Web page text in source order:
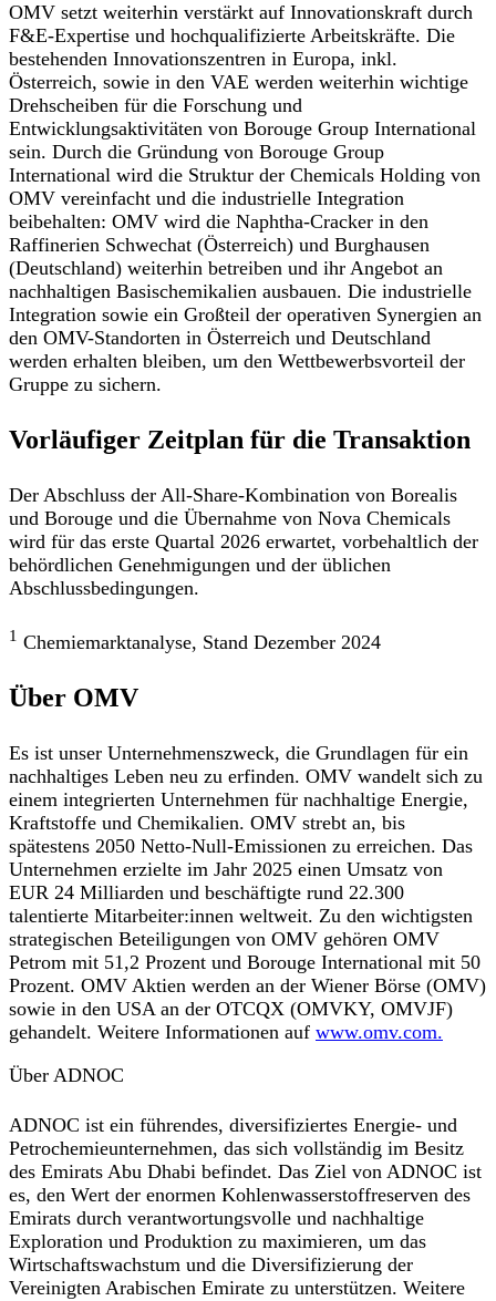
OMV setzt weiterhin verstärkt auf Innovationskraft durch
F&E-Expertise und hochqualifizierte Arbeitskräfte. Die
bestehenden Innovationszentren in Europa, inkl.
Österreich, sowie in den VAE werden weiterhin wichtige
Drehscheiben für die Forschung und
Entwicklungsaktivitäten von Borouge Group International
sein. Durch die Gründung von Borouge Group
International wird die Struktur der Chemicals Holding von
OMV vereinfacht und die industrielle Integration
beibehalten: OMV wird die Naphtha-Cracker in den
Raffinerien Schwechat (Österreich) und Burghausen
(Deutschland) weiterhin betreiben und ihr Angebot an
nachhaltigen Basischemikalien ausbauen. Die industrielle
Integration sowie ein Großteil der operativen Synergien an
den OMV-Standorten in Österreich und Deutschland
werden erhalten bleiben, um den Wettbewerbsvorteil der
Gruppe zu sichern.
Vorläufiger Zeitplan für die Transaktion
Der Abschluss der All-Share-Kombination von Borealis
und Borouge und die Übernahme von Nova Chemicals
wird für das erste Quartal 2026 erwartet, vorbehaltlich der
behördlichen Genehmigungen und der üblichen
Abschlussbedingungen.
1 Chemiemarktanalyse, Stand Dezember 2024
Über OMV
Es ist unser Unternehmenszweck, die Grundlagen für ein
nachhaltiges Leben neu zu erfinden. OMV wandelt sich zu
einem integrierten Unternehmen für nachhaltige Energie,
Kraftstoffe und Chemikalien. OMV strebt an, bis
spätestens 2050 Netto-Null-Emissionen zu erreichen. Das
Unternehmen erzielte im Jahr 2025 einen Umsatz von
EUR 24 Milliarden und beschäftigte rund 22.300
talentierte Mitarbeiter:innen weltweit. Zu den wichtigsten
strategischen Beteiligungen von OMV gehören OMV
Petrom mit 51,2 Prozent und Borouge International mit 50
Prozent. OMV Aktien werden an der Wiener Börse (OMV)
sowie in den USA an der OTCQX (OMVKY, OMVJF)
gehandelt. Weitere Informationen auf www.omv.com.
Über ADNOC
ADNOC ist ein führendes, diversifiziertes Energie- und
Petrochemieunternehmen, das sich vollständig im Besitz
des Emirats Abu Dhabi befindet. Das Ziel von ADNOC ist
es, den Wert der enormen Kohlenwasserstoffreserven des
Emirats durch verantwortungsvolle und nachhaltige
Exploration und Produktion zu maximieren, um das
Wirtschaftswachstum und die Diversifizierung der
Vereinigten Arabischen Emirate zu unterstützen. Weitere